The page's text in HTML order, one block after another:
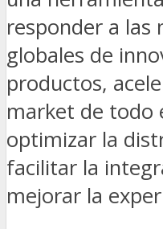
responder a las
globales de
productos,
market de todo
optimizar la
facilitar la
mejorar la